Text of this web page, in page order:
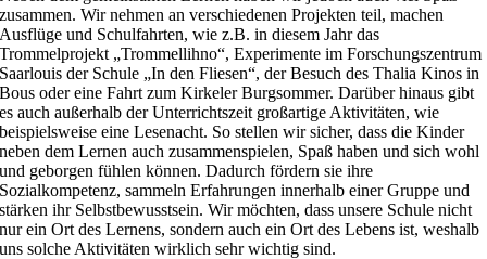
zusammen. Wir nehmen an verschiedenen Projekten teil, machen
Ausflüge und Schulfahrten, wie z.B. in diesem Jahr das
Trommelprojekt „Trommellihno“, Experimente im Forschungszentrum
Saarlouis der Schule „In den Fliesen“, der Besuch des Thalia Kinos in
Bous oder eine Fahrt zum Kirkeler Burgsommer. Darüber hinaus gibt
es auch außerhalb der Unterrichtszeit großartige Aktivitäten, wie
beispielsweise eine Lesenacht. So stellen wir sicher, dass die Kinder
neben dem Lernen auch zusammenspielen, Spaß haben und sich wohl
und geborgen fühlen können. Dadurch fördern sie ihre
Sozialkompetenz, sammeln Erfahrungen innerhalb einer Gruppe und
stärken ihr Selbstbewusstsein. Wir möchten, dass unsere Schule nicht
nur ein Ort des Lernens, sondern auch ein Ort des Lebens ist, weshalb
uns solche Aktivitäten wirklich sehr wichtig sind.